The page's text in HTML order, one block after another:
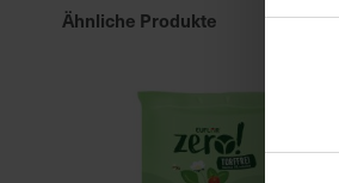
Ähnliche Produkte